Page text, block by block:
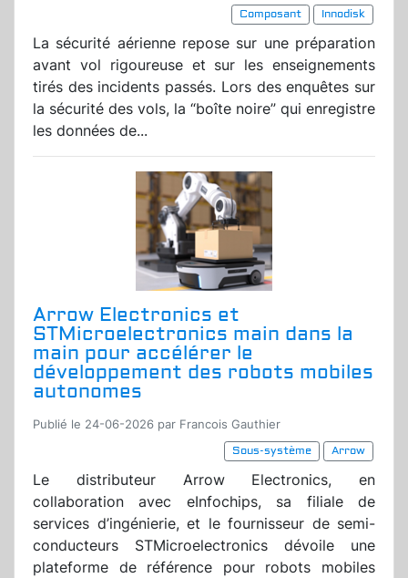
Composant Innodisk
La sécurité aérienne repose sur une préparation
avant vol rigoureuse et sur les enseignements
tirés des incidents passés. Lors des enquêtes sur
la sécurité des vols, la “boîte noire” qui enregistre
les données de...
Arrow Electronics et
STMicroelectronics main dans la
main pour accélérer le
développement des robots mobiles
autonomes
Publié le 24-06-2026 par Francois Gauthier
Sous-système
Arrow
Le distributeur Arrow Electronics, en
collaboration avec eInfochips, sa filiale de
services d’ingénierie, et le fournisseur de semi-
conducteurs STMicroelectronics dévoile une
plateforme de référence pour robots mobiles